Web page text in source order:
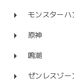
モンスターハ
原神
鳴潮
ゼンレスゾー